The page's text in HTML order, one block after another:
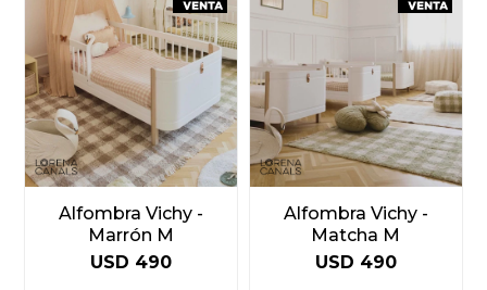
Alfombra Vichy -
Marrón M
USD 490
Alfombra Vichy -
Matcha M
USD 490